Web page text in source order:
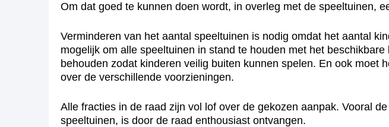
Om dat goed te kunnen doen wordt, in overleg met de speeltuinen,
Verminderen van het aantal speeltuinen is nodig omdat het aantal
mogelijk om alle speeltuinen in stand te houden met het
behouden zodat kinderen veilig buiten kunnen spelen. En ook moet
over de verschillende voorzieningen.
Alle fracties in de raad zijn vol lof over de gekozen aanpak. Vooral
speeltuinen, is door de raad enthousiast ontvangen.